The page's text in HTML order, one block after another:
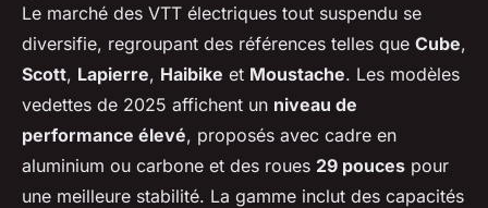
Le marché des VTT électriques tout suspendu se
diversifie, regroupant des références telles que Cube,
Scott, Lapierre, Haibike et Moustache. Les modèles
vedettes de 2025 affichent un niveau de
performance élevé, proposés avec cadre en
aluminium ou carbone et des roues 29 pouces pour
une meilleure stabilité. La gamme inclut des capacités